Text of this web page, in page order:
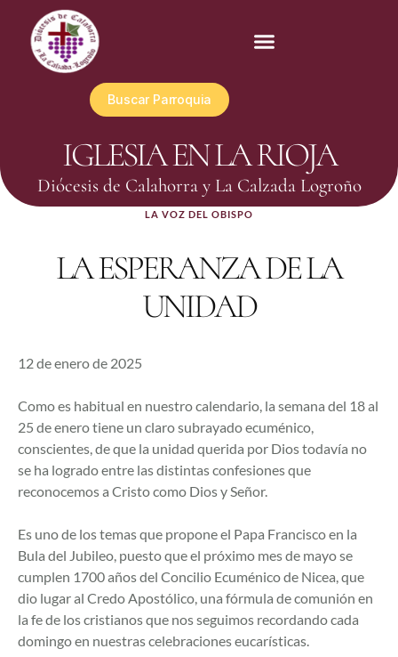
Buscar Parroquia
IGLESIA EN LA RIOJA
Diócesis de Calahorra y La Calzada Logroño
LA VOZ DEL OBISPO
LA ESPERANZA DE LA
UNIDAD
12 de enero de 2025
Como es habitual en nuestro calendario, la semana del 18 al
25 de enero tiene un claro subrayado ecuménico,
conscientes, de que la unidad querida por Dios todavía no
se ha logrado entre las distintas confesiones que
reconocemos a Cristo como Dios y Señor.
Es uno de los temas que propone el Papa Francisco en la
Bula del Jubileo, puesto que el próximo mes de mayo se
cumplen 1700 años del Concilio Ecuménico de Nicea, que
dio lugar al Credo Apostólico, una fórmula de comunión en
la fe de los cristianos que nos seguimos recordando cada
domingo en nuestras celebraciones eucarísticas.